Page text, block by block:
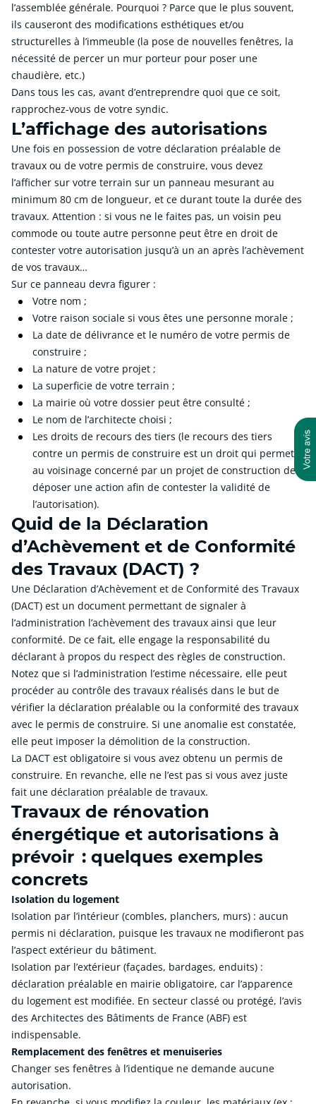
l’assemblée générale. Pourquoi ? Parce que le plus souvent,
ils causeront des modifications esthétiques et/ou
structurelles à l’immeuble (la pose de nouvelles fenêtres, la
nécessité de percer un mur porteur pour poser une
chaudière, etc.)
Dans tous les cas, avant d’entreprendre quoi que ce soit,
rapprochez-vous de votre syndic.
L’affichage des autorisations
Une fois en possession de votre déclaration préalable de
travaux ou de votre permis de construire, vous devez
l’afficher sur votre terrain sur un panneau mesurant au
minimum 80 cm de longueur, et ce durant toute la durée des
travaux. Attention : si vous ne le faites pas, un voisin peu
commode ou toute autre personne peut être en droit de
contester votre autorisation jusqu’à un an après l’achèvement
de vos travaux…
Sur ce panneau devra figurer :
Votre nom ;
Votre raison sociale si vous êtes une personne morale ;
La date de délivrance et le numéro de votre permis de
construire ;
La nature de votre projet ;
La superficie de votre terrain ;
La mairie où votre dossier peut être consulté ;
Le nom de l’architecte choisi ;
Les droits de recours des tiers (le recours des tiers
contre un permis de construire est un droit qui permet
au voisinage concerné par un projet de construction de
déposer une action afin de contester la validité de
l’autorisation).
Quid de la Déclaration
d’Achèvement et de Conformité
des Travaux (DACT) ?
Une Déclaration d’Achèvement et de Conformité des Travaux
(DACT) est un document permettant de signaler à
l’administration l’achèvement des travaux ainsi que leur
conformité. De ce fait, elle engage la responsabilité du
déclarant à propos du respect des règles de construction.
Notez que si l’administration l’estime nécessaire, elle peut
procéder au contrôle des travaux réalisés dans le but de
vérifier la déclaration préalable ou la conformité des travaux
avec le permis de construire. Si une anomalie est constatée,
elle peut imposer la démolition de la construction.
La DACT est obligatoire si vous avez obtenu un permis de
construire. En revanche, elle ne l’est pas si vous avez juste
fait une déclaration préalable de travaux.
Travaux de rénovation
énergétique et autorisations à
prévoir : quelques exemples
concrets
Isolation du logement
Isolation par l’intérieur (combles, planchers, murs) : aucun
permis ni déclaration, puisque les travaux ne modifieront pas
l’aspect extérieur du bâtiment.
Isolation par l’extérieur (façades, bardages, enduits) :
déclaration préalable en mairie obligatoire, car l’apparence
du logement est modifiée. En secteur classé ou protégé, l’avis
des Architectes des Bâtiments de France (ABF) est
indispensable.
Remplacement des fenêtres et menuiseries
Changer ses fenêtres à l’identique ne demande aucune
autorisation.